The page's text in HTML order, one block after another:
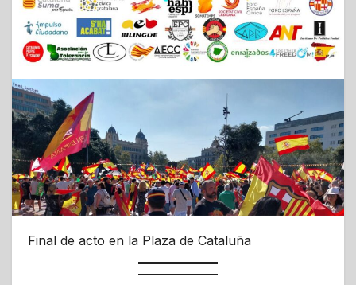
Final de acto en la Plaza de Cataluña